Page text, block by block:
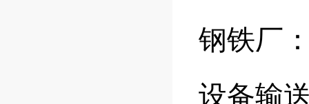
钢铁厂
设备输